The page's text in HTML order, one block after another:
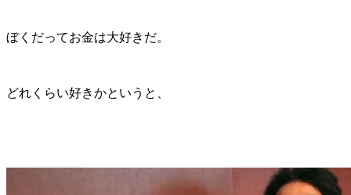
ぼくだってお金は大好きだ。
どれくらい好きかというと、